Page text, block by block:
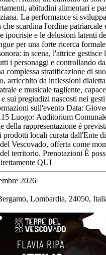
abitudini alimentari e
La performance si
scardina l'ordine patriarcale
ipocrisie e le delusioni latenti
per una forte ricerca
in scena, l'attrice gestisce
i personaggi e controllando
complessa stratificazione di
arricchito da inflessioni
e musicale tagliente,
sui pregiudizi nascosti nei
sull'evento Data:
Luogo: Auditorium
della rappresentazione è
prodotti locali curata dall'Ente
Vescovado, offerta come
territorio. Prenotazioni È
QUI
2026
Lombardia, 24050,